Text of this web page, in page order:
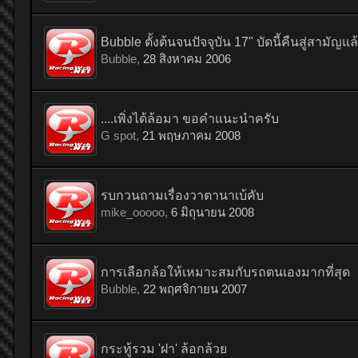
Bubble ตั้งต้นจนปัจจุบัน 17" บัดนี้คืนสู่สามัญแ
Bubble, 28 สิงหาคม 2006
....เพิ่งได้ล้อมา ขอคำแนะนำครับ
G spot, 21 พฤษภาคม 2008
รบกวนถามเรื่องวาตานาเบ้คับ
mike_ooooo, 6 มิถุนายน 2008
การเลือกล้อให้เหมาะสมกับรถตนเองมากที่สุด
Bubble, 22 พฤศจิกายน 2007
กระทู้รวม 'ฝา' ล้อกล้วย